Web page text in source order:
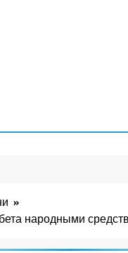
народными